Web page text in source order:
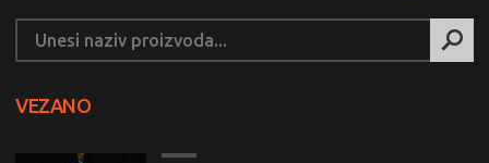
VEZANO